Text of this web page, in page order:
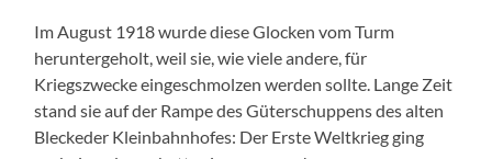
Im August 1918 wurde diese Glocken vom Turm
heruntergeholt, weil sie, wie viele andere, für
Kriegszwecke eingeschmolzen werden sollte. Lange Zeit
stand sie auf der Rampe des Güterschuppens des alten
Bleckeder Kleinbahnhofes: Der Erste Weltkrieg ging